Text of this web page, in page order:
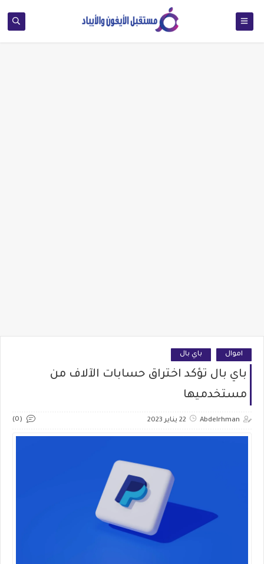
اموال باي بال
باي بال تؤكد اختراق حسابات الآلاف من
مستخدميها
Abdelrhman 22 يناير 2023 (0)